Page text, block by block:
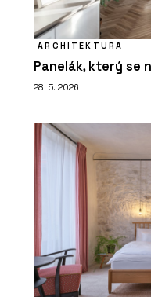
ARCHITEKTURA
Panelák, který se
28. 5. 2026